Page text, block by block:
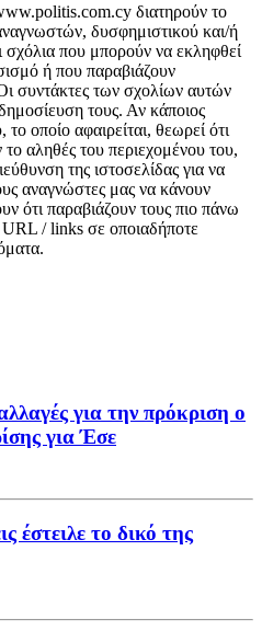
διατηρούν το
δυσφημιστικού και/ή
σχόλια που μπορούν να εκληφθεί
ή που παραβιάζουν
συντάκτες των σχολίων αυτών
τους. Αν κάποιος
οποίο αφαιρείται, θεωρεί ότι
το αληθές του περιεχομένου του,
της ιστοσελίδας για να
αναγνώστες μας να κάνουν
ότι παραβιάζουν τους πιο πάνω
URL / links σε οποιαδήποτε
για την πρόκριση ο
για Έσε
έστειλε το δικό της